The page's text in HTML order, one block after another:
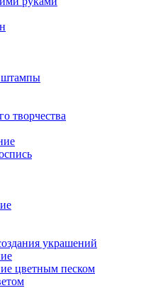
штампы
творчества
украшений
цветным песком